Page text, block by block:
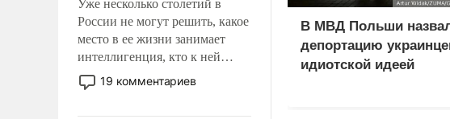
Уже несколько столетий в
России не могут решить, какое
место в ее жизни занимает
интеллигенция, кто к ней
принадлежит, а кого из нее
исключили с правом
19 комментариев
В МВД Польши
депортацию
идиотской идеей